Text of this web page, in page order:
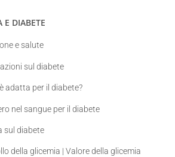
E DIABETE
e salute
sul diabete
adatta per il diabete?
nel sangue per il diabete
sul diabete
della glicemia | Valore della glicemia